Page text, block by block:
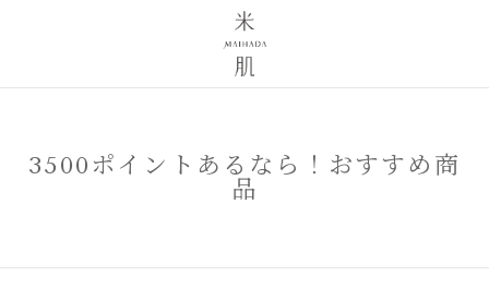
3500ポイントあるなら！おすすめ商
品